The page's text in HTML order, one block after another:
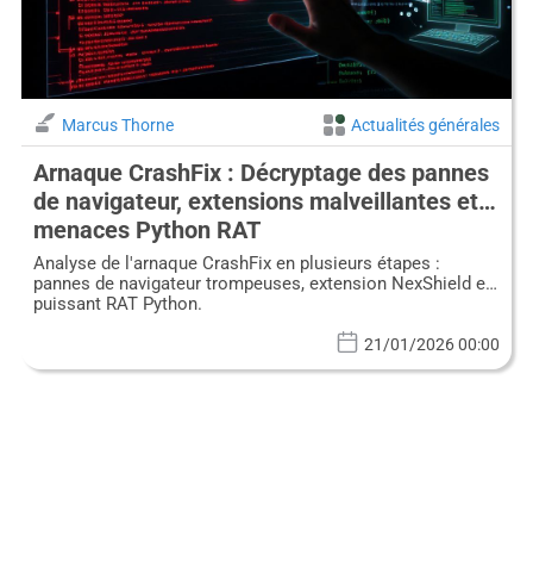
Marcus Thorne Actualités générales
Arnaque CrashFix : Décryptage des pannes
de navigateur, extensions malveillantes et
menaces Python RAT
Analyse de l'arnaque CrashFix en plusieurs étapes :
pannes de navigateur trompeuses, extension NexShield et
puissant RAT Python.
21/01/2026 00:00